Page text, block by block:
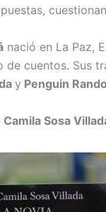
nació en La Paz,
de cuentos. Sus
y Penguin
Camila Sosa